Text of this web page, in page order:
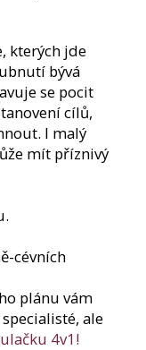
kterých jde
bývá
se pocit
cílů,
I malý
mít příznivý
cévních
plánu vám
ale
4v1!